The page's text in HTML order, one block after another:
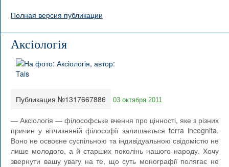
Полная версия публикации
Аксіологія
Публикация №1317667886 03 октября 2011
— Аксіологія — філософське вчення про цінності, яке з різних
причин у вітчизняній філософії залишається terra incognita.
Воно не освоєне суспільною та індивідуальною свідомістю не
лише молодого, а й старших поколінь нашого народу. Хочу
звернути вашу увагу на те, що суть монографії полягає не